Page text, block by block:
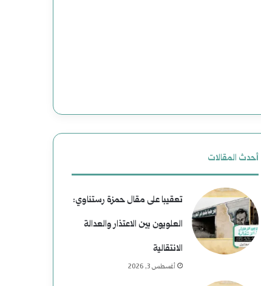
أحدث المقالات
تعقيبا على مقال حمزة رستناوي:
العلويون بين الاعتذار والعدالة
الانتقالية
أغسطس 3, 2026